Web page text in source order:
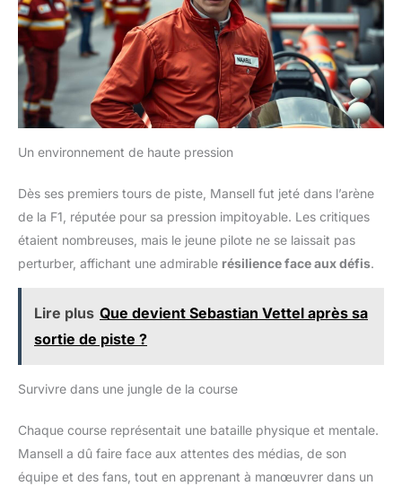
Un environnement de haute pression
Dès ses premiers tours de piste, Mansell fut jeté dans l’arène
de la F1, réputée pour sa pression impitoyable. Les critiques
étaient nombreuses, mais le jeune pilote ne se laissait pas
perturber, affichant une admirable résilience face aux défis.
Lire plus Que devient Sebastian Vettel après sa
sortie de piste ?
Survivre dans une jungle de la course
Chaque course représentait une bataille physique et mentale.
Mansell a dû faire face aux attentes des médias, de son
équipe et des fans, tout en apprenant à manœuvrer dans un